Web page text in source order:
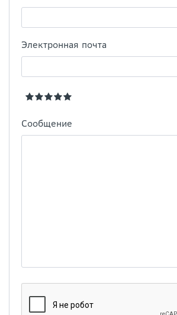
Электронная почта
Сообщение